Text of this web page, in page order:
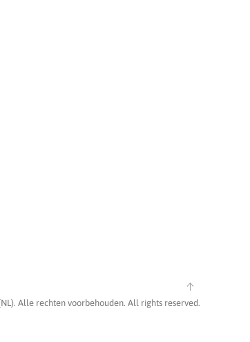
Alle rechten voorbehouden. All rights reserved.